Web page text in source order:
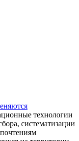
технологии
систематизации